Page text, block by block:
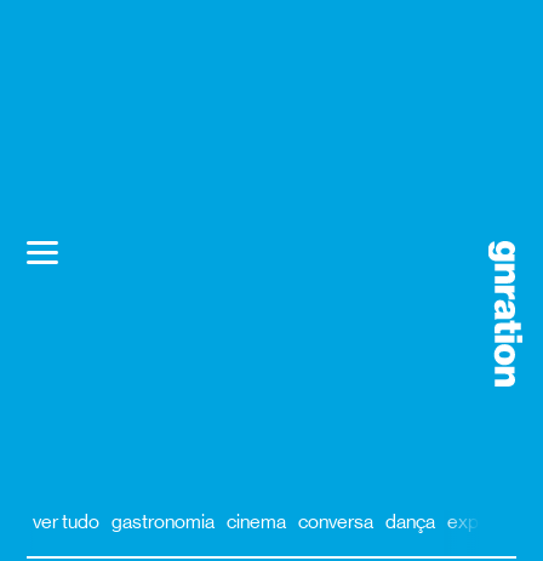
ver tudo gastronomia cinema conversa dança exposição